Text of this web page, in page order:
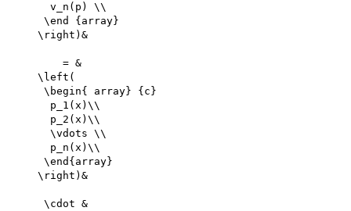
      v_n(p) \\
     \end {array}
    \right)&
        = &
    \left(
     \begin{ array} {c}
      p_1(x)\\
      p_2(x)\\
      \vdots \\
      p_n(x)\\
     \end{array}
    \right)&
     \cdot &